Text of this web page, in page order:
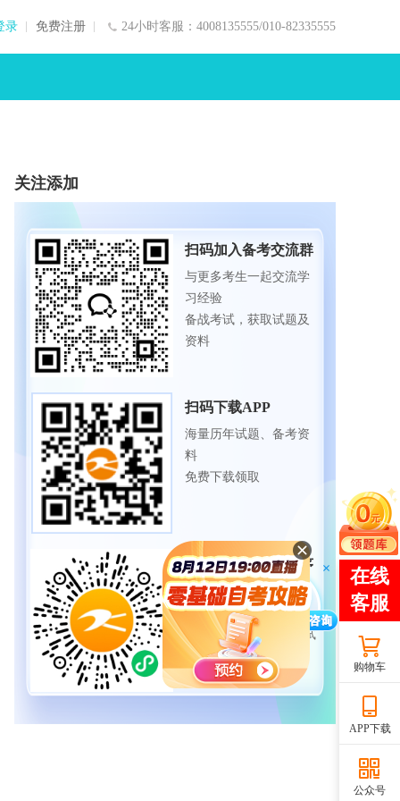
24小时客服：4008135555/010-82335555
录 免费注册
关注添加
扫码加入备考交流群
与更多考生一起交流学
习经验
备战考试，获取试题及
资料
扫码下载APP
海量历年试题、备考资
料
免费下载领取
扫码进入微信小程序
每日练题巩固、考前模
拟实战
免费体验自考365海量试
题
购物车
APP下载
公众号